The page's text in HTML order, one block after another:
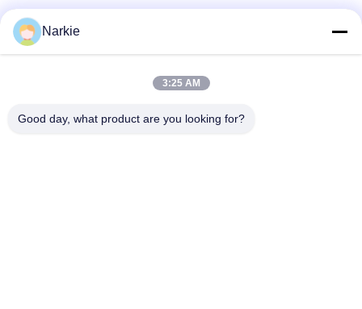
Οδός Yingbin αριθ. 100, ζώνη οικονομικής και τεχνολογικής
Narkie
3:25 AM
Good day, what product are you looking for?